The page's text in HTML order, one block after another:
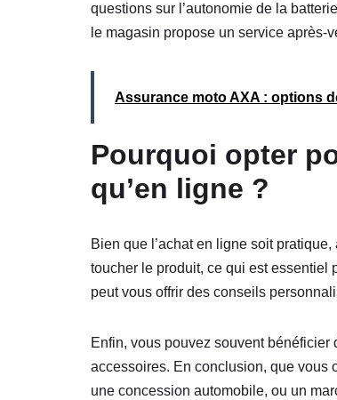
questions sur l’autonomie de la
le magasin propose un service après-
Assurance moto AXA : options
Pourquoi opter
qu’en ligne ?
Bien que l’achat en ligne soit
toucher le produit, ce qui est essentiel
peut vous offrir des conseils
Enfin, vous pouvez souvent bénéficier
accessoires. En conclusion, que vous
une concession automobile, ou un